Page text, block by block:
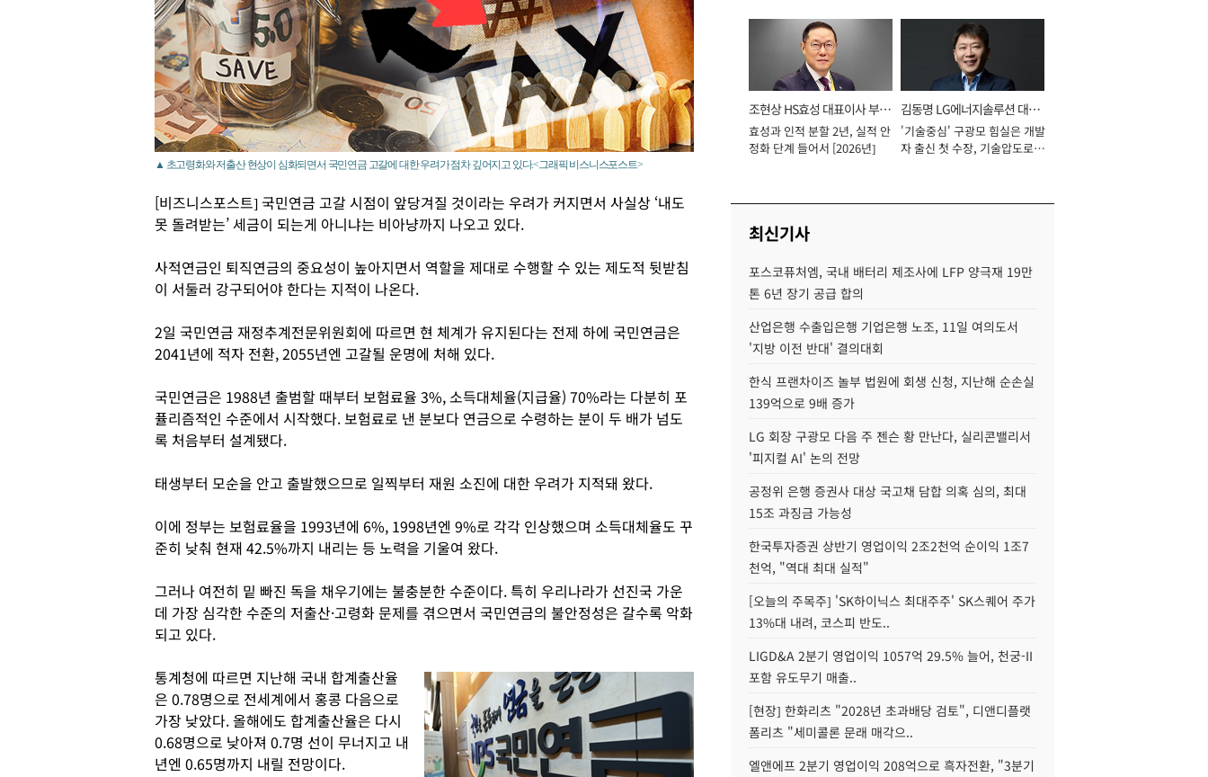
▲ 초고령화와 저출산 현상이 심화되면서 국민연금 고갈에 대한 우려가 점차 깊어지고 있다.<그래픽 비스니스포스트>
[비즈니스포스트] 국민연금 고갈 시점이 앞당겨질 것이라는 우려가 커지면서 사실상 ‘내도
못 돌려받는’ 세금이 되는게 아니냐는 비아냥까지 나오고 있다.
사적연금인 퇴직연금의 중요성이 높아지면서 역할을 제대로 수행할 수 있는 제도적 뒷받침
이 서둘러 강구되어야 한다는 지적이 나온다.
2일 국민연금 재정추계전문위원회에 따르면 현 체계가 유지된다는 전제 하에 국민연금은
2041년에 적자 전환, 2055년엔 고갈될 운명에 처해 있다.
국민연금은 1988년 출범할 때부터 보험료율 3%, 소득대체율(지급율) 70%라는 다분히 포
퓰리즘적인 수준에서 시작했다. 보험료로 낸 분보다 연금으로 수령하는 분이 두 배가 넘도
록 처음부터 설계됐다.
태생부터 모순을 안고 출발했으므로 일찍부터 재원 소진에 대한 우려가 지적돼 왔다.
이에 정부는 보험료율을 1993년에 6%, 1998년엔 9%로 각각 인상했으며 소득대체율도 꾸
준히 낮춰 현재 42.5%까지 내리는 등 노력을 기울여 왔다.
그러나 여전히 밑 빠진 독을 채우기에는 불충분한 수준이다. 특히 우리나라가 선진국 가운
데 가장 심각한 수준의 저출산·고령화 문제를 겪으면서 국민연금의 불안정성은 갈수록 악화
되고 있다.
통계청에 따르면 지난해 국내 합계출산율
은 0.78명으로 전세계에서 홍콩 다음으로
가장 낮았다. 올해에도 합계출산율은 다시
0.68명으로 낮아져 0.7명 선이 무너지고 내
년엔 0.65명까지 내릴 전망이다.
조현상 HS효성 대표이사 부회
장
효성과 인적 분할 2년, 실적 안
정화 단계 들어서 [2026년]
김동명 LG에너지솔루션 대표
이사 사장
'기술중심' 구광모 힘실은 개발
자 출신 첫 수장, 기술압도로
최신기사
포스코퓨처엠, 국내 배터리 제조사에 LFP 양극재 19만
톤 6년 장기 공급 합의
산업은행 수출입은행 기업은행 노조, 11일 여의도서
'지방 이전 반대' 결의대회
한식 프랜차이즈 놀부 법원에 회생 신청, 지난해 순손실
139억으로 9배 증가
LG 회장 구광모 다음 주 젠슨 황 만난다, 실리콘밸리서
'피지컬 AI' 논의 전망
공정위 은행 증권사 대상 국고채 담합 의혹 심의, 최대
15조 과징금 가능성
한국투자증권 상반기 영업이익 2조2천억 순이익 1조7
천억, "역대 최대 실적"
[오늘의 주목주] 'SK하이닉스 최대주주' SK스퀘어 주가
13%대 내려, 코스피 반도..
LIGD&A 2분기 영업이익 1057억 29.5% 늘어, 천궁-II
포함 유도무기 매출..
[현장] 한화리츠 "2028년 초과배당 검토", 디앤디플랫
폼리츠 "세미콜론 문래 매각으..
엘앤에프 2분기 영업이익 208억으로 흑자전환, "3분기